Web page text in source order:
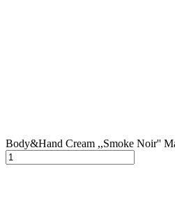
Body&Hand Cream ,,Smoke Noir''